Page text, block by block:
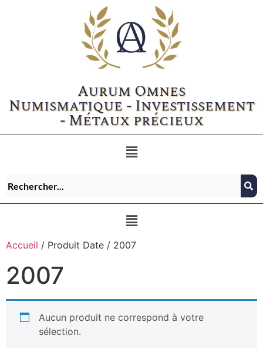
Aurum Omnes
Numismatique - Investissement
- Métaux précieux
Accueil / Produit Date / 2007
2007
Aucun produit ne correspond à votre
sélection.